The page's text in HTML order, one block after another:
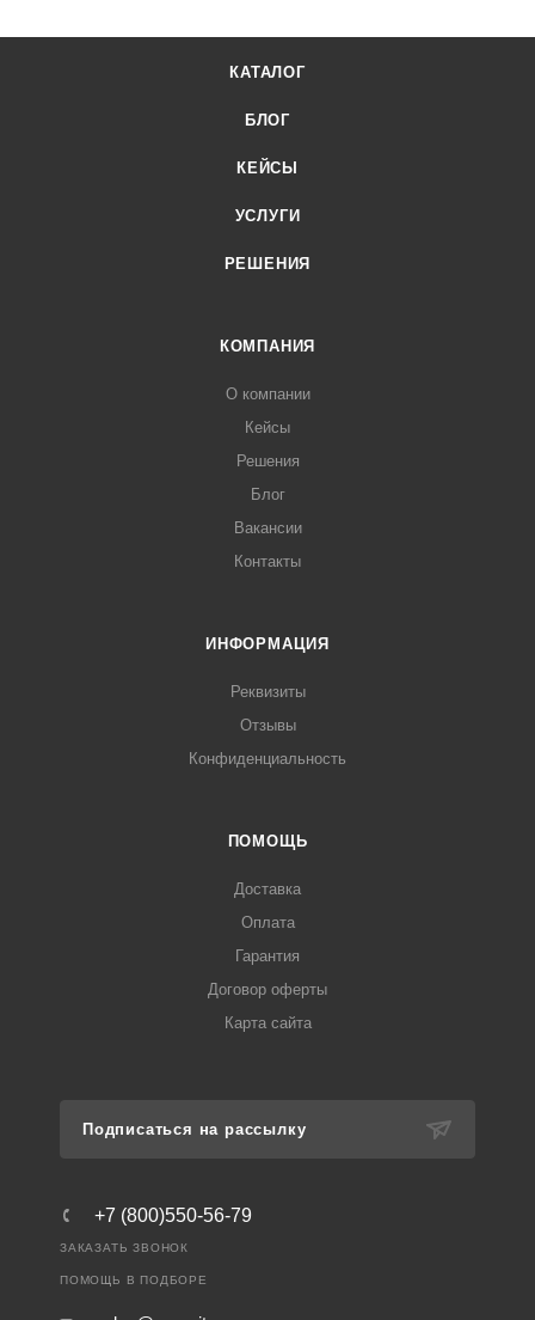
КАТАЛОГ
БЛОГ
КЕЙСЫ
УСЛУГИ
РЕШЕНИЯ
КОМПАНИЯ
О компании
Кейсы
Решения
Блог
Вакансии
Контакты
ИНФОРМАЦИЯ
Реквизиты
Отзывы
Конфиденциальность
ПОМОЩЬ
Доставка
Оплата
Гарантия
Договор оферты
Карта сайта
Подписаться на рассылку
+7 (800)550-56-79
ЗАКАЗАТЬ ЗВОНОК
ПОМОЩЬ В ПОДБОРЕ